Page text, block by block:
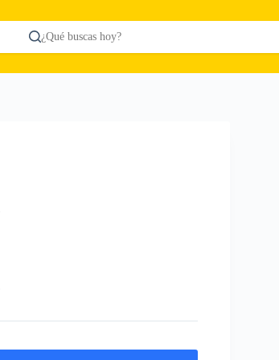
¿Qué buscas hoy?